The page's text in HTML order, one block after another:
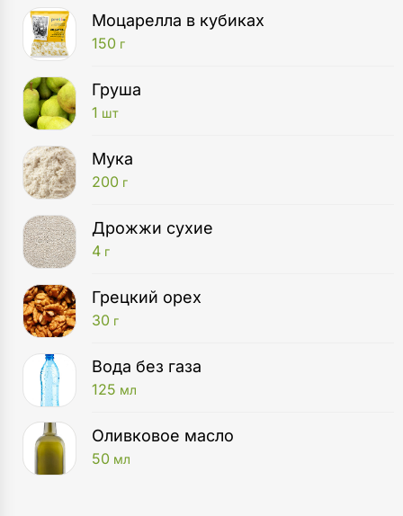
Моцарелла в кубиках
150 г
Груша
1 шт
Мука
200 г
Дрожжи сухие
4 г
Грецкий орех
30 г
Вода без газа
125 мл
Оливковое масло
50 мл